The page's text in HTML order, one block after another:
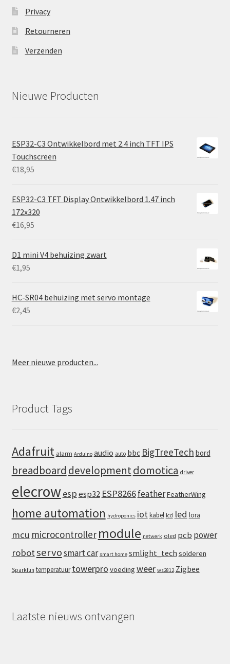
Privacy
Retourneren
Verzenden
Nieuwe Producten
ESP32-C3 Ontwikkelbord met 2.4 inch TFT IPS
Touchscreen
€18,95
ESP32-C3 TFT Display Ontwikkelbord 1.47 inch
172x320
€16,95
D1 mini V4 behuizing zwart
€1,95
HC-SR04 behuizing met servo montage
€2,45
Meer nieuwe producten...
Product Tags
Adafruit alarm Arduino audio auto bbc BigTreeTech bord
breadboard developmentdomotica driver
elecrowespesp32 ESP8266featherFeatherWing
home automation hydroponics iot kabel lcd led lora
mcu microcontroller module netwerk oled pcb power
robotservosmart car smart home smlight_tech solderen
Sparkfun temperatuur towerpro voeding weer ws2812 Zigbee
Laatste nieuws ontvangen